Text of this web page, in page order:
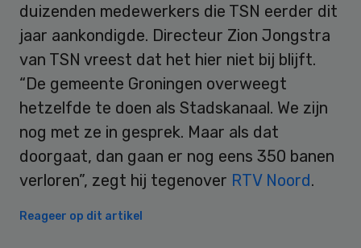
duizenden medewerkers die TSN eerder dit
jaar aankondigde. Directeur Zion Jongstra
van TSN vreest dat het hier niet bij blijft.
“De gemeente Groningen overweegt
hetzelfde te doen als Stadskanaal. We zijn
nog met ze in gesprek. Maar als dat
doorgaat, dan gaan er nog eens 350 banen
verloren”, zegt hij tegenover RTV Noord.
Reageer op dit artikel